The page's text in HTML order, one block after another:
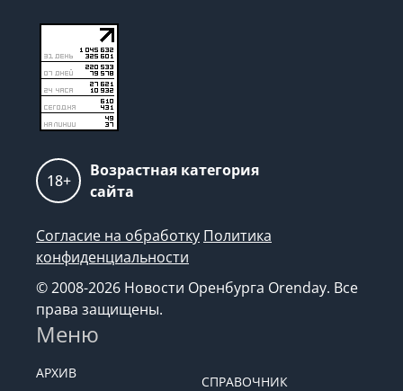
18+
Возрастная категория
сайта
Согласие на обработку Политика
конфиденциальности
© 2008-2026 Новости Оренбурга Orenday. Все
права защищены.
Меню
АРХИВ
СПРАВОЧНИК